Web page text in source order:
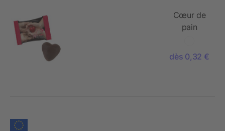
Cœur de
pain
dès 0,32 €